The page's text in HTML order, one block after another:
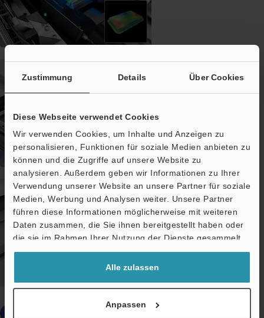
Zustimmung Details Über Cookies
Diese Webseite verwendet Cookies
Wir verwenden Cookies, um Inhalte und Anzeigen zu
personalisieren, Funktionen für soziale Medien anbieten zu
können und die Zugriffe auf unsere Website zu
analysieren. Außerdem geben wir Informationen zu Ihrer
Verwendung unserer Website an unsere Partner für soziale
Medien, Werbung und Analysen weiter. Unsere Partner
führen diese Informationen möglicherweise mit weiteren
Daten zusammen, die Sie ihnen bereitgestellt haben oder
die sie im Rahmen Ihrer Nutzung der Dienste gesammelt
haben.
Alle zulassen
Anpassen